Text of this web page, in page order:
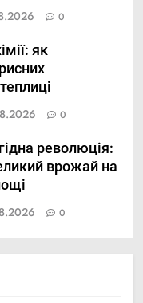
0
як
0
революція:
врожай на
0